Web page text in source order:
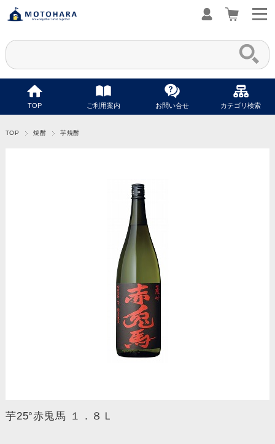
TOP ご利用案内 お問い合せ カテゴリ検索
TOP 焼酎 芋焼酎
芋25°赤兎馬 １．８Ｌ